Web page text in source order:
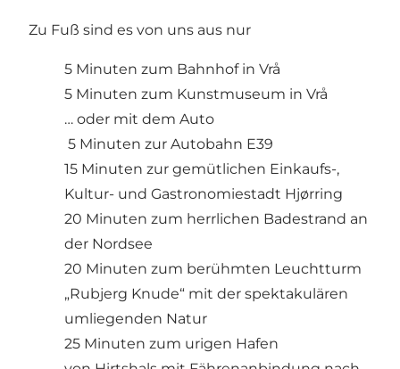
Zu Fuß sind es von uns aus nur
5 Minuten zum Bahnhof in Vrå
5 Minuten zum Kunstmuseum in Vrå
… oder mit dem Auto
5 Minuten zur Autobahn E39
15 Minuten zur gemütlichen Einkaufs-,
Kultur- und Gastronomiestadt Hjørring
20 Minuten zum herrlichen Badestrand an
der Nordsee
20 Minuten zum berühmten Leuchtturm
„Rubjerg Knude“ mit der spektakulären
umliegenden Natur
25 Minuten zum urigen Hafen